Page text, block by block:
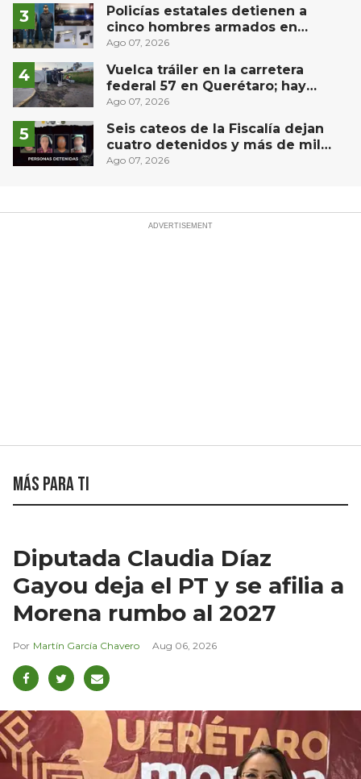
Policías estatales detienen a
cinco hombres armados en
Puebla capital
Ago 07, 2026
Vuelca tráiler en la carretera
federal 57 en Querétaro; hay
derrame de combustible
Ago 07, 2026
Seis cateos de la Fiscalía dejan
cuatro detenidos y más de mil
dosis aseguradas en Querétaro
Ago 07, 2026
Más para ti
Diputada Claudia Díaz
Gayou deja el PT y se afilia a
Morena rumbo al 2027
Martín García Chavero Aug 06, 2026